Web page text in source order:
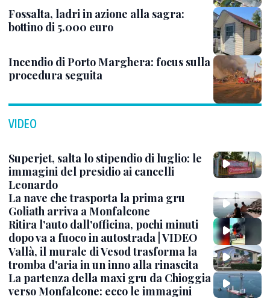
Fossalta, ladri in azione alla sagra:
bottino di 5.000 euro
Incendio di Porto Marghera: focus sulla
procedura seguita
VIDEO
Superjet, salta lo stipendio di luglio: le
immagini del presidio ai cancelli
Leonardo
La nave che trasporta la prima gru
Goliath arriva a Monfalcone
Ritira l'auto dall'officina, pochi minuti
dopo va a fuoco in autostrada | VIDEO
Vallà, il murale di Vesod trasforma la
tromba d'aria in un inno alla rinascita
La partenza della maxi gru da Chioggia
verso Monfalcone: ecco le immagini